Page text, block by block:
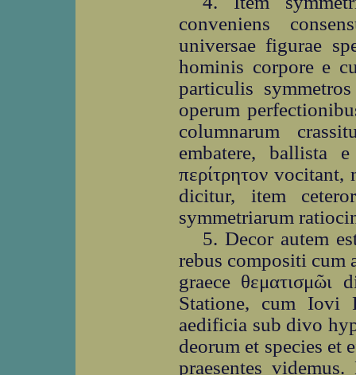
conveniens
universae figurae
hominis corpore e
particulis
operum
columnarum
embatere, ballista
περίτρητον vocitant,
dicitur, item
symmetriarum
5. Decor autem
rebus compositi cum
graece θεματισμῶι
Statione, cum Iovi
aedificia sub divo
deorum et species et
praesentes